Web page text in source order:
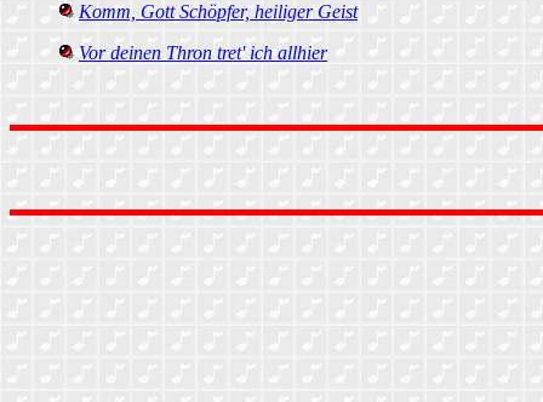
Komm, Gott Schöpfer, heiliger Geist
Vor deinen Thron tret' ich allhier